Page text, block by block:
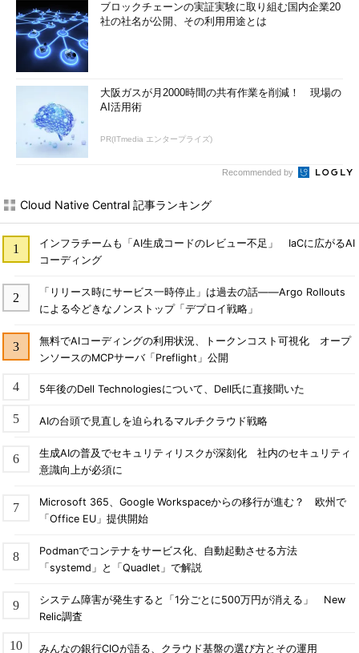
ブロックチェーンの実証実験に取り組む国内企業20
社の社名が公開、その利用用途とは
大阪ガスが月2000時間の共有作業を削減！ 現場の
AI活用術
PR(ITmedia エンタープライズ)
Recommended by
Cloud Native Central 記事ランキング
インフラチームも「AI生成コードのレビュー不足」 IaCに広がるAI
コーディング
「リリース時にサービス一時停止」は過去の話――Argo Rollouts
による今どきなノンストップ「デプロイ戦略」
無料でAIコーディングの利用状況、トークンコスト可視化 オープ
ンソースのMCPサーバ「Preflight」公開
5年後のDell Technologiesについて、Dell氏に直接聞いた
AIの台頭で見直しを迫られるマルチクラウド戦略
生成AIの普及でセキュリティリスクが深刻化 社内のセキュリティ
意識向上が必須に
Microsoft 365、Google Workspaceからの移行が進む？ 欧州で
「Office EU」提供開始
Podmanでコンテナをサービス化、自動起動させる方法
「systemd」と「Quadlet」で解説
システム障害が発生すると「1分ごとに500万円が消える」 New
Relic調査
みんなの銀行CIOが語る、クラウド基盤の選び方とその運用